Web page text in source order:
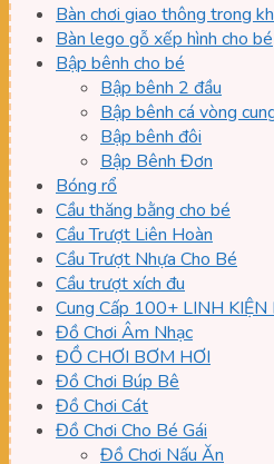
Bàn chơi giao thông trong
Bàn lego gỗ xếp hình cho bé
Bập bênh cho bé
Bập bênh 2 đầu
Bập bênh cá vòng
Bập bênh đôi
Bập Bênh Đơn
Bóng rổ
Cầu thăng bằng cho bé
Cầu Trượt Liên Hoàn
Cầu Trượt Nhựa Cho Bé
Cầu trượt xích đu
Cung Cấp 100+ LINH
Đồ Chơi Âm Nhạc
ĐỒ CHƠI BƠM HƠI
Đồ Chơi Búp Bê
Đồ Chơi Cát
Đồ Chơi Cho Bé Gái
Đồ Chơi Nấu Ăn